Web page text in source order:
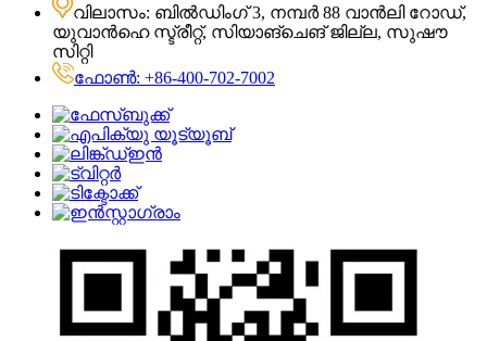
വിലാസം: ബിൽഡിംഗ് 3, നമ്പർ 88 വാൻലി റോഡ്,
യുവാൻഹെ സ്ട്രീറ്റ്, സിയാങ്‌ചെങ് ജില്ല, സുഷൗ
സിറ്റി
ഫോൺ: +86-400-702-7002